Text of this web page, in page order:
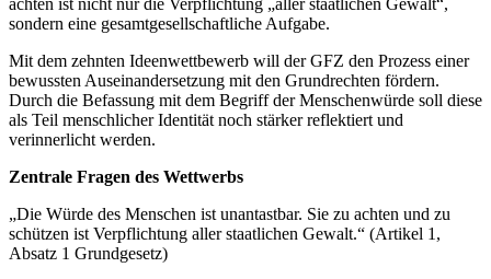
sondern eine gesamtgesellschaftliche Aufgabe.
Mit dem zehnten Ideenwettbewerb will der GFZ den Prozess einer
bewussten Auseinandersetzung mit den Grundrechten fördern.
Durch die Befassung mit dem Begriff der Menschenwürde soll diese
als Teil menschlicher Identität noch stärker reflektiert und
verinnerlicht werden.
Zentrale Fragen des Wettwerbs
„Die Würde des Menschen ist unantastbar. Sie zu achten und zu
schützen ist Verpflichtung aller staatlichen Gewalt.“ (Artikel 1,
Absatz 1 Grundgesetz)